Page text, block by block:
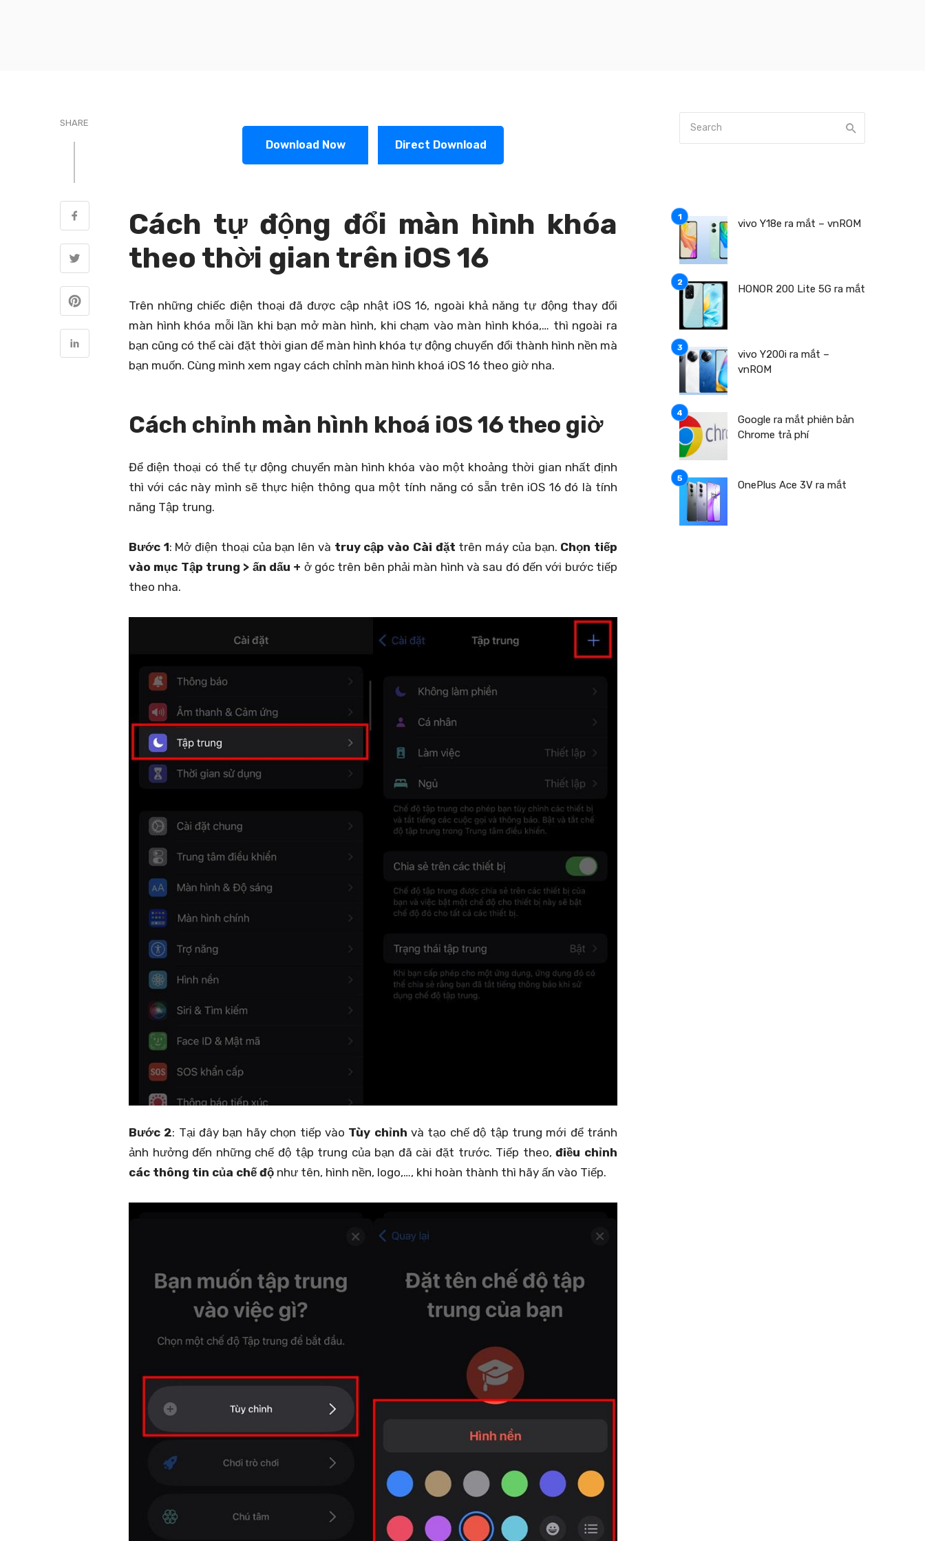
SHARE
Download Now Direct Download
Cách tự động đổi màn hình khóa
theo thời gian trên iOS 16
Trên những chiếc điện thoại đã được cập nhật iOS 16, ngoài khả năng tự động thay đổi
màn hình khóa mỗi lần khi bạn mở màn hình, khi chạm vào màn hình khóa,… thì ngoài ra
bạn cũng có thể cài đặt thời gian để màn hình khóa tự động chuyển đổi thành hình nền mà
bạn muốn. Cùng mình xem ngay cách chỉnh màn hình khoá iOS 16 theo giờ nha.
Cách chỉnh màn hình khoá iOS 16 theo giờ
Để điện thoại có thể tự động chuyển màn hình khóa vào một khoảng thời gian nhất định
thì với các này mình sẽ thực hiện thông qua một tính năng có sẵn trên iOS 16 đó là tính
năng Tập trung.
Bước 1: Mở điện thoại của bạn lên và truy cập vào Cài đặt trên máy của bạn. Chọn tiếp
vào mục Tập trung > ấn dấu + ở góc trên bên phải màn hình và sau đó đến với bước tiếp
theo nha.
Bước 2: Tại đây bạn hãy chọn tiếp vào Tùy chỉnh và tạo chế độ tập trung mới để tránh
ảnh hưởng đến những chế độ tập trung của bạn đã cài đặt trước. Tiếp theo,điều chỉnh
các thông tin của chế độ như tên, hình nền, logo,…, khi hoàn thành thì hãy ấn vào Tiếp.
vivo Y18e ra mắt – vnROM
HONOR 200 Lite 5G ra mắt
vivo Y200i ra mắt –
vnROM
Google ra mắt phiên bản
Chrome trả phí
OnePlus Ace 3V ra mắt